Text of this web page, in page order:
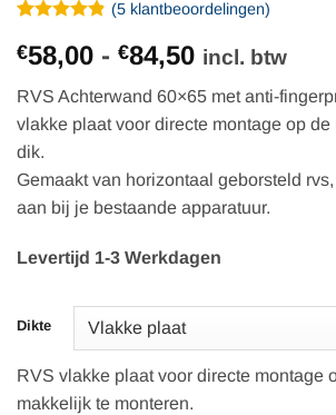
4.8op 5
gebaseerd
op
klantbeoordelingen
(5klantbeoordelingen)
€58,00 - €84,50Prijsklasse:
tot
€84,50
incl. btw
RVS Achterwand 60×65 met anti-
vlakke plaat voor directe montage op de
dik.
Gemaakt van horizontaal geborsteld
aan bij je bestaande apparatuur.
Levertijd 1-3 Werkdagen
Dikte
RVS vlakke plaat voor directe montage
makkelijk te monteren.